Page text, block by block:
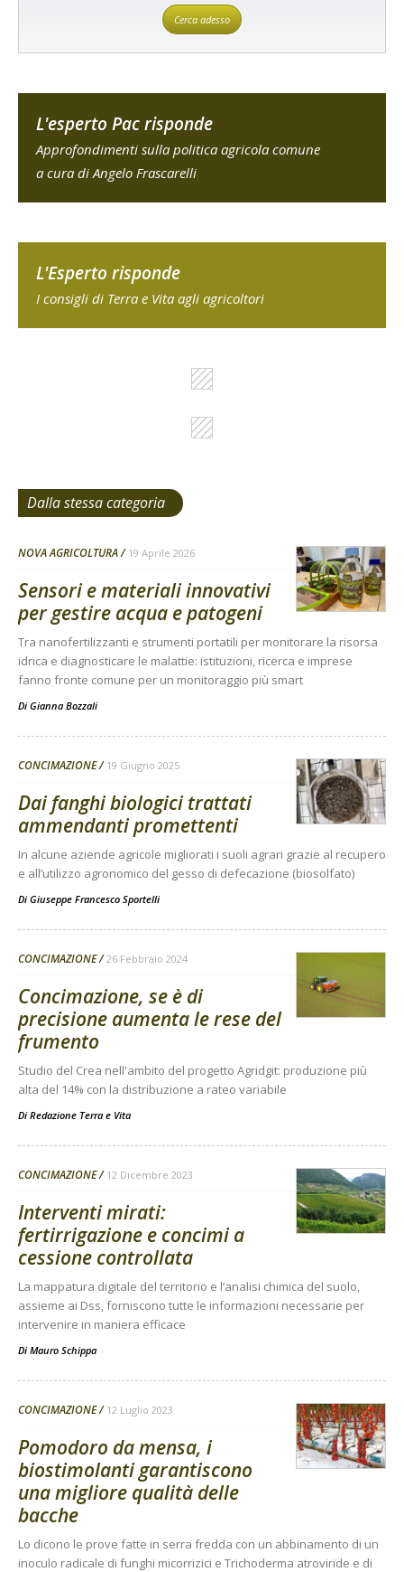
Cerca adesso
L'esperto Pac risponde
Approfondimenti sulla politica agricola comune
a cura di Angelo Frascarelli
L'Esperto risponde
I consigli di Terra e Vita agli agricoltori
Dalla stessa categoria
NOVA AGRICOLTURA 19 Aprile 2026
Sensori e materiali innovativi
per gestire acqua e patogeni
Tra nanofertilizzanti e strumenti portatili per monitorare la risorsa
idrica e diagnosticare le malattie: istituzioni, ricerca e imprese
fanno fronte comune per un monitoraggio più smart
Di Gianna Bozzali
CONCIMAZIONE 19 Giugno 2025
Dai fanghi biologici trattati
ammendanti promettenti
In alcune aziende agricole migliorati i suoli agrari grazie al recupero
e all’utilizzo agronomico del gesso di defecazione (biosolfato)
Di Giuseppe Francesco Sportelli
CONCIMAZIONE 26 Febbraio 2024
Concimazione, se è di
precisione aumenta le rese del
frumento
Studio del Crea nell'ambito del progetto Agridgit: produzione più
alta del 14% con la distribuzione a rateo variabile
Di Redazione Terra e Vita
CONCIMAZIONE 12 Dicembre 2023
Interventi mirati:
fertirrigazione e concimi a
cessione controllata
La mappatura digitale del territorio e l’analisi chimica del suolo,
assieme ai Dss, forniscono tutte le informazioni necessarie per
intervenire in maniera efficace
Di Mauro Schippa -
CONCIMAZIONE 12 Luglio 2023
Pomodoro da mensa, i
biostimolanti garantiscono
una migliore qualità delle
bacche
Lo dicono le prove fatte in serra fredda con un abbinamento di un
inoculo radicale di funghi micorrizici e Trichoderma atroviride e di